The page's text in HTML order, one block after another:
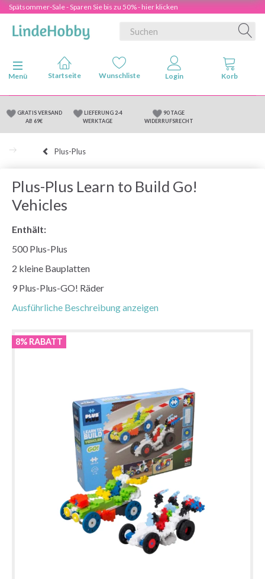
Spätsommer-Sale - Sparen Sie bis zu 50% - hier klicken
Anzeige ändern
Menü
GRATIS VERSAND
AB 69€
LIEFERUNG 2-4
WERKTAGE
90 TAGE
WIDERRUFSRECHT
Plus-Plus
Plus-Plus Learn to Build Go!
Vehicles
Enthält:
500 Plus-Plus
2 kleine Bauplatten
9 Plus-Plus-GO! Räder
Ausführliche Beschreibung anzeigen
8% RABATT